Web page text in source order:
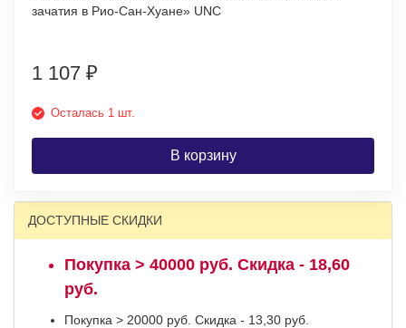
зачатия в Рио-Сан-Хуане» UNC
1 107 ₽
Осталась 1 шт.
В корзину
ДОСТУПНЫЕ СКИДКИ
Покупка > 40000 руб. Скидка - 18,60
руб.
Покупка > 20000 руб. Скидка - 13,30 руб.